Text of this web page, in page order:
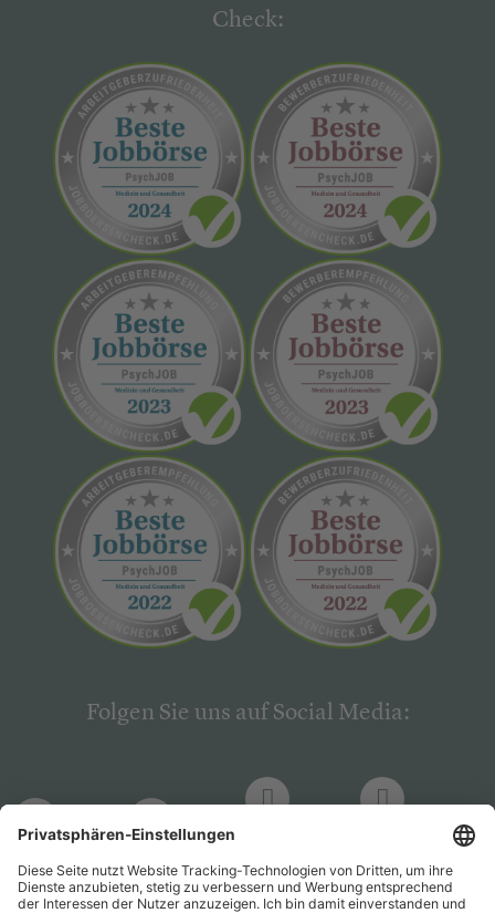
Check:
Folgen Sie uns auf Social Media:
PsychJOB PsychJOB
Hogrefe Hogrefe